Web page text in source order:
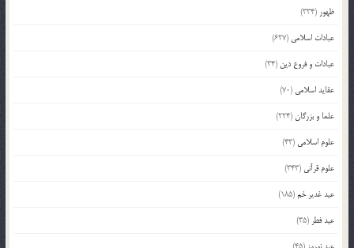
ظهور (334)
عبادات اسلامی (627)
عبادات و فروع دین (34)
عقاید اسلامی (70)
علما و بزرگان(224)
علوم اسلامی (43)
علوم قرآنی (343)
عید غدیر خم(185)
عید فطر (35)